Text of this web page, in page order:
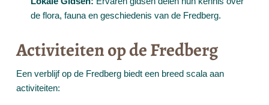
de flora, fauna en geschiedenis van de Fredberg.
Activiteiten op de Fredberg
Een verblijf op de Fredberg biedt een breed scala aan
activiteiten: